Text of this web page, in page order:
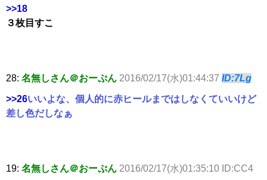
>>18
３枚目すこ
28: 名無しさん＠おーぷん 2016/02/17(水)01:44:37 ID:7Lg
>>26いいよな、個人的に赤ヒールまではしなくていいけど
差し色だしなぁ
19: 名無しさん＠おーぷん 2016/02/17(水)01:35:10 ID:CC4